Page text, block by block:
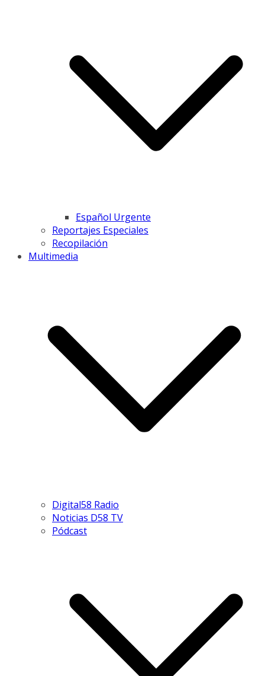
Español Urgente
Reportajes Especiales
Recopilación
Multimedia
Digital58 Radio
Noticias D58 TV
Pódcast